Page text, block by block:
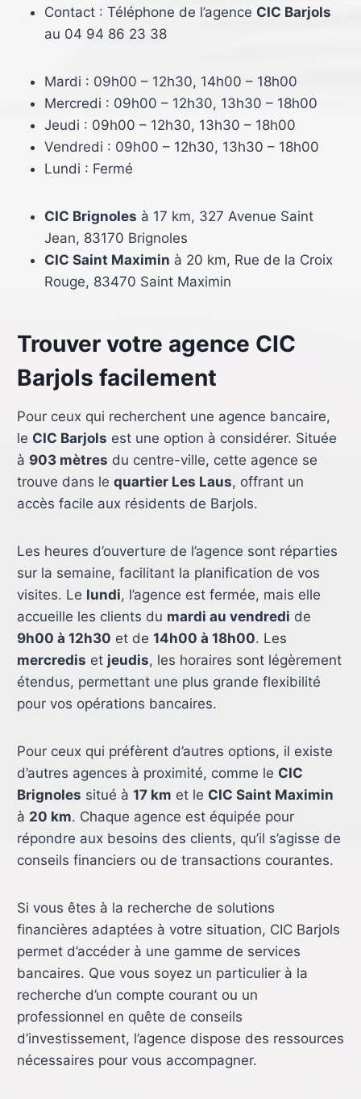
Contact : Téléphone de l’agence CIC Barjols
au 04 94 86 23 38
Mardi : 09h00 – 12h30, 14h00 – 18h00
Mercredi : 09h00 – 12h30, 13h30 – 18h00
Jeudi : 09h00 – 12h30, 13h30 – 18h00
Vendredi : 09h00 – 12h30, 13h30 – 18h00
Lundi : Fermé
CIC Brignoles à 17 km, 327 Avenue Saint
Jean, 83170 Brignoles
CIC Saint Maximin à 20 km, Rue de la Croix
Rouge, 83470 Saint Maximin
Trouver votre agence CIC
Barjols facilement
Pour ceux qui recherchent une agence bancaire,
le CIC Barjols est une option à considérer. Située
à 903 mètres du centre-ville, cette agence se
trouve dans le quartier Les Laus, offrant un
accès facile aux résidents de Barjols.
Les heures d’ouverture de l’agence sont réparties
sur la semaine, facilitant la planification de vos
visites. Le lundi, l’agence est fermée, mais elle
accueille les clients du mardi au vendredi de
9h00 à 12h30 et de 14h00 à 18h00. Les
mercredis et jeudis, les horaires sont légèrement
étendus, permettant une plus grande flexibilité
pour vos opérations bancaires.
Pour ceux qui préfèrent d’autres options, il existe
d’autres agences à proximité, comme le CIC
Brignoles situé à 17 km et le CIC Saint Maximin
à 20 km. Chaque agence est équipée pour
répondre aux besoins des clients, qu’il s’agisse de
conseils financiers ou de transactions courantes.
Si vous êtes à la recherche de solutions
financières adaptées à votre situation, CIC Barjols
permet d’accéder à une gamme de services
bancaires. Que vous soyez un particulier à la
recherche d’un compte courant ou un
professionnel en quête de conseils
d’investissement, l’agence dispose des ressources
nécessaires pour vous accompagner.